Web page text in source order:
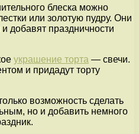
блеска можно
или золотую пудру. Они
добавят праздничности
украшение торта — свечи.
и придадут торту
возможность сделать
но и добавить немного